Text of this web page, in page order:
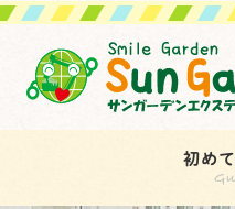
初め